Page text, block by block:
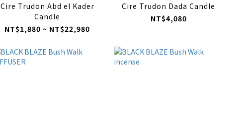
Cire Trudon Abd el Kader
Candle
NT$1,880 ~ NT$22,980
Cire Trudon Dada Candle
NT$4,080